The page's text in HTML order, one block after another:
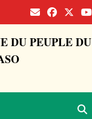
DU PEUPLE DU